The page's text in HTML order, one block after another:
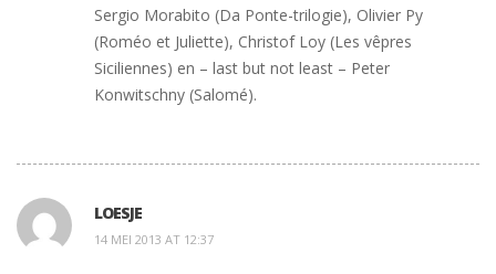
Sergio Morabito (Da Ponte-trilogie), Olivier Py
(Roméo et Juliette), Christof Loy (Les vêpres
Siciliennes) en – last but not least – Peter
Konwitschny (Salomé).
LOESJE
14 MEI 2013 AT 12:37